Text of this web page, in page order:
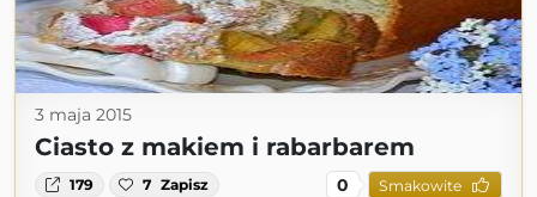
3 maja 2015
Ciasto z makiem i rabarbarem
179 7 Zapisz 0 Smakowite